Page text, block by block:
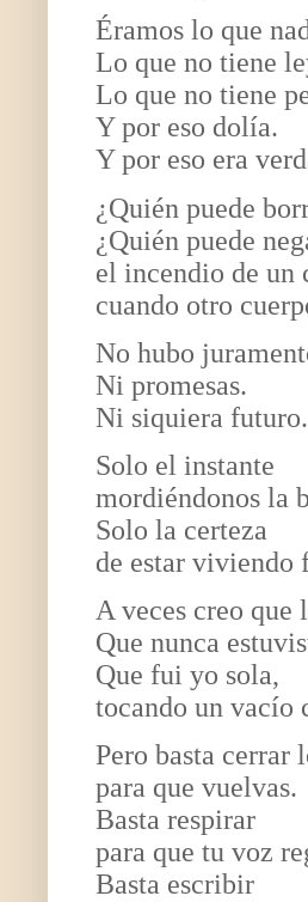
Éramos lo que
Lo que no tiene
Lo que no tiene
Y por eso dolía.
Y por eso era
¿Quién puede
¿Quién puede
el incendio de un
cuando otro
No hubo
Ni promesas.
Ni siquiera futuro.
Solo el instante
mordiéndonos la
Solo la certeza
de estar viviendo
A veces creo que
Que nunca
Que fui yo sola,
tocando un vacío
Pero basta cerrar
para que vuelvas.
Basta respirar
para que tu voz
Basta escribir